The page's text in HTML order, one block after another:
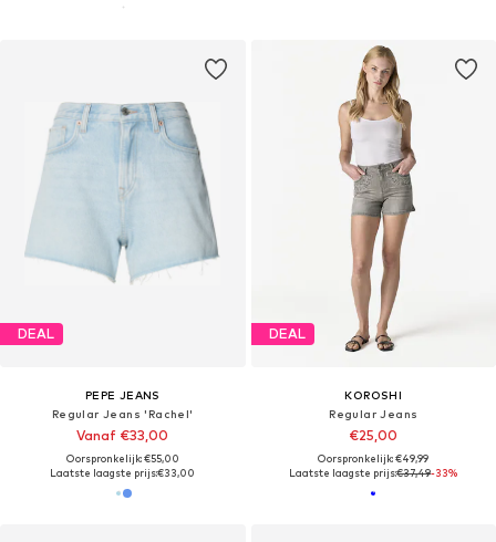
DEAL
PEPE JEANS
Regular Jeans 'Rachel'
Vanaf €33,00
Oorspronkelijk: €55,00
Laatste laagste prijs:€33,00
DEAL
KOROSHI
Regular Jeans
€25,00
Oorspronkelijk: €49,99
Laatste laagste prijs:€37,49-33%